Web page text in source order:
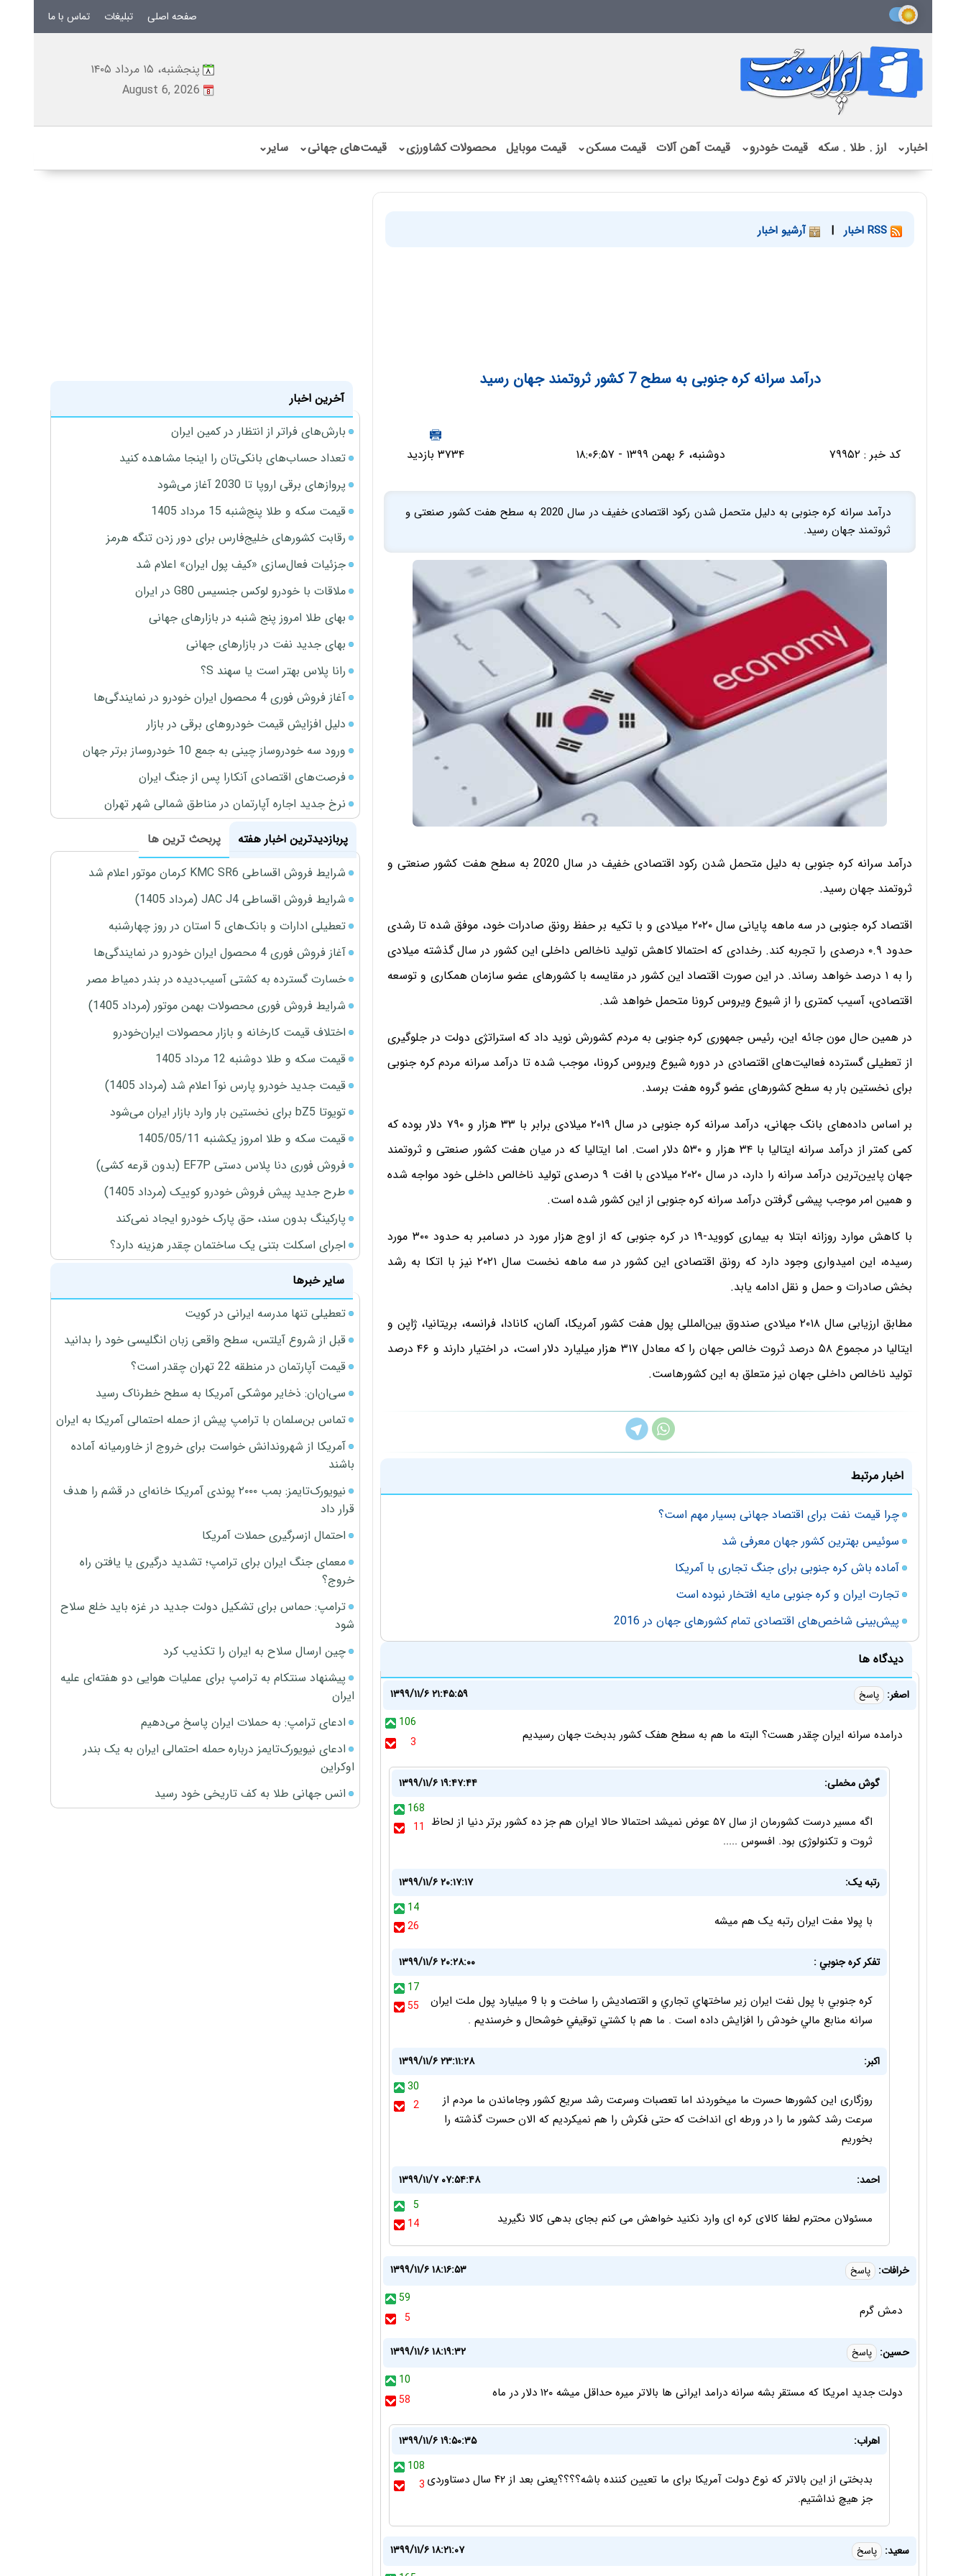
صفحه اصلی تبلیغات تماس با ما
پنجشنبه، ۱۵ مرداد ۱۴۰۵
August 6, 2026
اخبار⌄ ارز . طلا . سکه قیمت خودرو⌄ قیمت آهن آلات قیمت مسکن⌄ قیمت موبایل محصولات کشاورزی⌄ قیمت‌های جهانی⌄ سایر⌄
| آرشیو اخبار
درآمد سرانه کره جنوبی به سطح 7 کشور ثروتمند جهان رسید
کد خبر : ۷۹۹۵۲ دوشنبه، ۶ بهمن ۱۳۹۹ - ۱۸:۰۶:۵۷ ۳۷۳۴ بازدید
درآمد سرانه کره جنوبی به دلیل متحمل شدن رکود اقتصادی خفیف در سال 2020 به سطح هفت کشور صنعتی و
ثروتمند جهان رسید.
درآمد سرانه کره جنوبی به دلیل متحمل شدن رکود اقتصادی خفیف در سال 2020 به سطح هفت کشور صنعتی و
ثروتمند جهان رسید.
اقتصاد کره جنوبی در سه ماهه پایانی سال ۲۰۲۰ میلادی و با تکیه بر حفظ رونق صادرات خود، موفق شده تا رشدی
حدود ۰.۹ درصدی را تجربه کند. رخدادی که احتمالا کاهش تولید ناخالص داخلی این کشور در سال گذشته میلادی
را به ۱ درصد خواهد رساند. در این صورت اقتصاد این کشور در مقایسه با کشورهای عضو سازمان همکاری و توسعه
اقتصادی، آسیب کمتری را از شیوع ویروس کرونا متحمل خواهد شد.
در همین حال مون جائه این، رئیس جمهوری کره جنوبی به مردم کشورش نوید داد که استراتژی دولت در جلوگیری
از تعطیلی گسترده فعالیت‌های اقتصادی در دوره شیوع ویروس کرونا، موجب شده تا درآمد سرانه مردم کره جنوبی
برای نخستین بار به سطح کشورهای عضو گروه هفت برسد.
بر اساس داده‌های بانک جهانی، درآمد سرانه کره جنوبی در سال ۲۰۱۹ میلادی برابر با ۳۳ هزار و ۷۹۰ دلار بوده که
کمی کمتر از درآمد سرانه ایتالیا با ۳۴ هزار و ۵۳۰ دلار است. اما ایتالیا که در میان هفت کشور صنعتی و ثروتمند
جهان پایین‌ترین درآمد سرانه را دارد، در سال ۲۰۲۰ میلادی با افت ۹ درصدی تولید ناخالص داخلی خود مواجه شده
و همین امر موجب پیشی گرفتن درآمد سرانه کره جنوبی از این کشور شده است.
با کاهش موارد روزانه ابتلا به بیماری کووید-۱۹ در کره جنوبی که از اوج هزار مورد در دسامبر به حدود ۳۰۰ مورد
رسیده، این امیدواری وجود دارد که رونق اقتصادی این کشور در سه ماهه نخست سال ۲۰۲۱ نیز با اتکا به رشد
بخش صادرات و حمل و نقل ادامه یابد.
مطابق ارزیابی سال ۲۰۱۸ میلادی صندوق بین‌المللی پول هفت کشور آمریکا، آلمان، کانادا، فرانسه، بریتانیا، ژاپن و
ایتالیا در مجموع ۵۸ درصد ثروت خالص جهان را که معادل ۳۱۷ هزار میلیارد دلار است، در اختیار دارند و ۴۶ درصد
تولید ناخالص داخلی جهان نیز متعلق به این کشورهاست.
اخبار مرتبط
چرا قیمت نفت برای اقتصاد جهانی بسیار مهم است؟
سوئیس بهترین کشور جهان معرفی شد
آماده باش کره جنوبی برای جنگ تجاری با آمریکا
تجارت ایران و کره جنوبی مایه افتخار نبوده است
پیش‌بینی شاخص‌های اقتصادی تمام کشورهای جهان در 2016
دیدگاه ها
اصغر: پاسخ
۱۳۹۹/۱۱/۶ ۲۱:۴۵:۵۹
106
3
درامده سرانه ایران چقدر هست؟ البته ما هم به سطح هفک کشور بدبخت جهان رسیدیم
گوش مخملی:
۱۳۹۹/۱۱/۶ ۱۹:۴۷:۴۴
168
11 اگه مسیر درست کشورمان از سال ۵۷ عوض نمیشد احتمالا حالا ایران هم جز ده کشور برتر دنیا از لحاظ
ثروت و تکنولوژی بود. افسوس .....
رتبه یک:
۱۳۹۹/۱۱/۶ ۲۰:۱۷:۱۷
14
26
با پولا مفت ایران رتبه یک هم میشه
تفكر كره جنوبي :
۱۳۹۹/۱۱/۶ ۲۰:۲۸:۰۰
17
55
كره جنوبي با پول نفت ايران زير ساختهاي تجاري و اقتصاديش را ساخت و با 9 ميليارد پول ملت ايران
سرانه منابع مالي خودش را افزايش داده است . ما هم با كشتي توقيفي خوشحال و خرسنديم .
اکبر:
۱۳۹۹/۱۱/۶ ۲۳:۱۱:۲۸
30
2
روزگاری این کشورها حسرت ما میخوردند اما تعصبات وسرعت رشد سریع کشور وجاماندن ما مردم از
سرعت رشد کشور ما را در ورطه ای انداخت که حتی فکرش را هم نمیکردیم که الان حسرت گذشته را
بخوریم
احمد:
۱۳۹۹/۱۱/۷ ۰۷:۵۴:۴۸
5
14
مسئولان محترم لطفا کالای کره ای وارد نکنید خواهش می کنم بجای بدهی کالا نگیرید
خرافات: پاسخ
۱۳۹۹/۱۱/۶ ۱۸:۱۶:۵۳
59
5
دمش گرم
حسین: پاسخ
۱۳۹۹/۱۱/۶ ۱۸:۱۹:۳۲
10
58
دولت جدید امریکا که مستقر بشه سرانه درامد ایرانی ها بالاتر میره حداقل میشه ۱۲۰ دلار در ماه
اهراب:
۱۳۹۹/۱۱/۶ ۱۹:۵۰:۳۵
108
3 بدبختی از این بالاتر که نوع دولت آمریکا برای ما تعیین کننده باشه؟؟؟؟یعنی بعد از ۴۲ سال دستاوردی
جز هیچ نداشتیم.
سعید: پاسخ
۱۳۹۹/۱۱/۶ ۱۸:۲۱:۰۷
آخرین اخبار
بارش‌های فراتر از انتظار در کمین ایران
تعداد حساب‌های بانکی‌تان را اینجا مشاهده کنید
پروازهای برقی اروپا تا 2030 آغاز می‌شود
قیمت سکه و طلا پنج‌شنبه 15 مرداد 1405
رقابت کشورهای خلیج‌فارس برای دور زدن تنگه هرمز
جزئیات فعال‌سازی «کیف پول ایران» اعلام شد
ملاقات با خودرو لوکس جنسیس G80 در ایران
بهای طلا امروز پنج شنبه در بازارهای جهانی
بهای جدید نفت در بازارهای جهانی
رانا پلاس بهتر است یا سهند S؟
آغاز فروش فوری 4 محصول ایران خودرو در نمایندگی‌ها
دلیل افزایش قیمت خودروهای برقی در بازار
ورود سه خودروساز چینی به جمع 10 خودروساز برتر جهان
فرصت‌های اقتصادی آنکارا پس از جنگ ایران
نرخ جدید اجاره آپارتمان در مناطق شمالی شهر تهران
پربازدیدترین اخبار هفته
پربحث ترین ها
شرایط فروش اقساطی KMC SR6 کرمان موتور اعلام شد
شرایط فروش اقساطی JAC J4 (مرداد 1405)
تعطیلی ادارات و بانک‌های 5 استان در روز چهارشنبه
آغاز فروش فوری 4 محصول ایران خودرو در نمایندگی‌ها
خسارت گسترده به کشتی آسیب‌دیده در بندر دمیاط مصر
شرایط فروش فوری محصولات بهمن موتور (مرداد 1405)
اختلاف قیمت کارخانه و بازار محصولات ایران‌خودرو
قیمت سکه و طلا دوشنبه 12 مرداد 1405
قیمت جدید خودرو پارس نوآ اعلام شد (مرداد 1405)
تویوتا bZ5 برای نخستین بار وارد بازار ایران می‌شود
قیمت سکه و طلا امروز یکشنبه 1405/05/11
فروش فوری دنا پلاس دستی EF7P (بدون قرعه کشی)
طرح جدید پیش فروش خودرو کوییک (مرداد 1405)
پارکینگ بدون سند، حق پارک خودرو ایجاد نمی‌کند
اجرای اسکلت بتنی یک ساختمان چقدر هزینه دارد؟
سایر خبرها
تعطیلی تنها مدرسه ایرانی در کویت
قبل از شروع آیلتس، سطح واقعی زبان انگلیسی خود را بدانید
قیمت آپارتمان در منطقه 22 تهران چقدر است؟
سی‌ان‌ان: ذخایر موشکی آمریکا به سطح خطرناک رسید
تماس بن‌سلمان با ترامپ پیش از حمله احتمالی آمریکا به ایران
آمریکا از شهروندانش خواست برای خروج از خاورمیانه آماده
باشند
نیویورک‌تایمز: بمب ۲۰۰۰ پوندی آمریکا خانه‌ای در قشم را هدف
قرار داد
احتمال ازسرگیری حملات آمریکا
معمای جنگ ایران برای ترامپ؛ تشدید درگیری یا یافتن راه
خروج؟
ترامپ: حماس برای تشکیل دولت جدید در غزه باید خلع سلاح
شود
چین ارسال سلاح به ایران را تکذیب کرد
پیشنهاد سنتکام به ترامپ برای عملیات هوایی دو هفته‌ای علیه
ایران
ادعای ترامپ: به حملات ایران پاسخ می‌دهیم
ادعای نیویورک‌تایمز درباره حمله احتمالی ایران به یک بندر
اوکراین
انس جهانی طلا به کف تاریخی خود رسید